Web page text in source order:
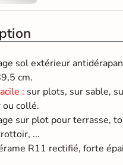
sol extérieur
cm.
: sur plots, sur sable,
ou collé.
sur plot pour terrasse,
...
R11 rectifié, forte